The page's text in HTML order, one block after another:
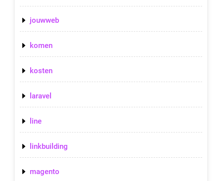
jouwweb
komen
kosten
laravel
line
linkbuilding
magento